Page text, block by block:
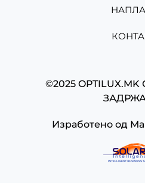
©2025
Изработено од